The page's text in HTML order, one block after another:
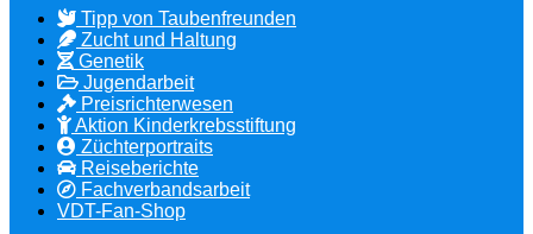
Tipp von Taubenfreunden
Zucht und Haltung
Genetik
Jugendarbeit
Preisrichterwesen
Aktion Kinderkrebsstiftung
Züchterportraits
Reiseberichte
Fachverbandsarbeit
VDT-Fan-Shop